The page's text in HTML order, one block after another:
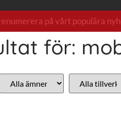
på vårt populära
för: